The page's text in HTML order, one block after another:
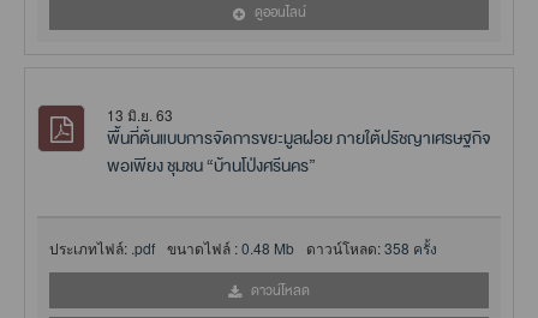
ดูออนไลน์
13 มิ.ย. 63
พื้นที่ต้นแบบการจัดการขยะมูลฝอย ภายใต้ปรัชญาเศรษฐกิจ
พอเพียง ชุมชน “บ้านโป่งศรีนคร”
ประเภทไฟล์: .pdf ขนาดไฟล์ :0.48 Mb ดาวน์โหลด:358 ครั้ง
ดาวน์โหลด